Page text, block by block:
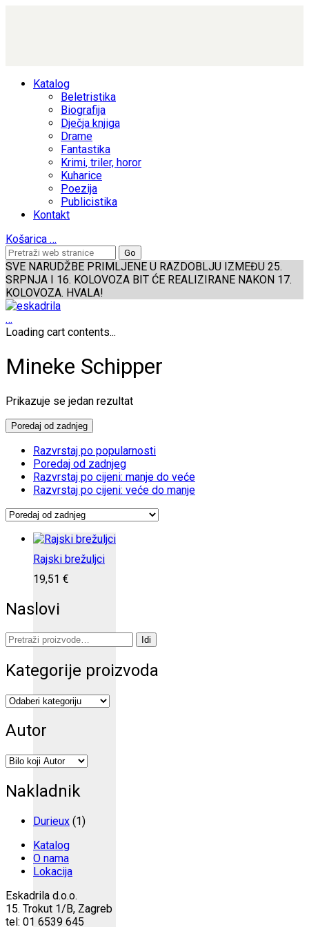
Katalog
Beletristika
Biografija
Dječja knjiga
Drame
Fantastika
Krimi, triler, horor
Kuharice
Poezija
Publicistika
Kontakt
Košarica …
SVE NARUDŽBE PRIMLJENE U RAZDOBLJU IZMEĐU 25.
SRPNJA I 16. KOLOVOZA BIT ĆE REALIZIRANE NAKON 17.
KOLOVOZA. HVALA!
…
Loading cart contents...
Mineke Schipper
Prikazuje se jedan rezultat
Poredaj od zadnjeg
Razvrstaj po popularnosti
Poredaj od zadnjeg
Razvrstaj po cijeni: manje do veće
Razvrstaj po cijeni: veće do manje
Rajski brežuljci
19,51 €
Naslovi
Pretraži: Idi
Kategorije proizvoda
Autor
Nakladnik
Durieux (1)
Katalog
O nama
Lokacija
Eskadrila d.o.o.
15. Trokut 1/B, Zagreb
tel: 01 6539 645